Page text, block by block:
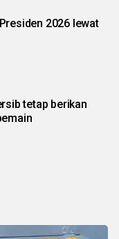
2026 lewat
tetap berikan